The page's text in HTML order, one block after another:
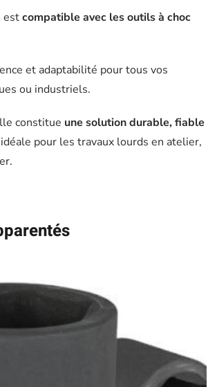
estcompatible avec les outils à choc
et adaptabilité pour tous vos
ou industriels.
constitue une solution durable, fiable
pour les travaux lourds en atelier,